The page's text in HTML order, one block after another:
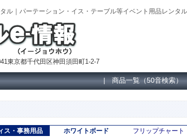
｜パーテーション・イス・テーブル等イベント用品レンタ
東京都千代田区神田須田町1-2-7
商品一覧（50音検索）
ス・事務用品 ホワイトボード フリップチャート